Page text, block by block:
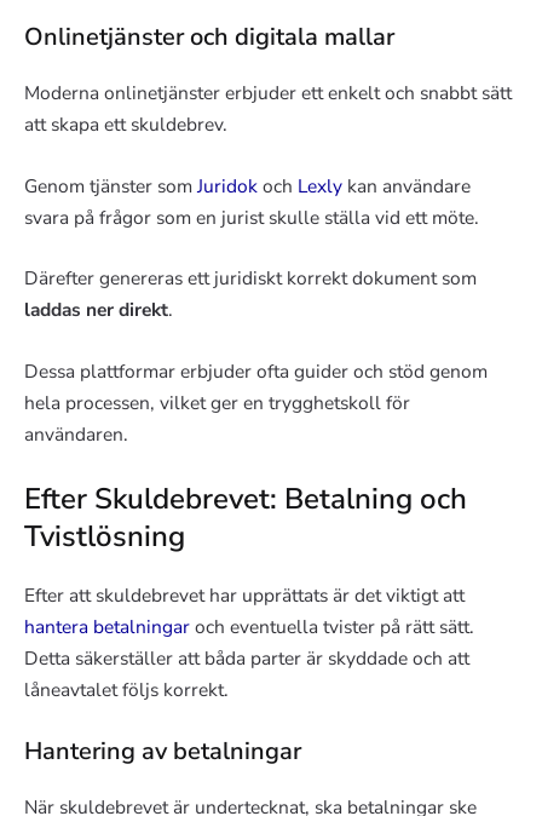
Onlinetjänster och digitala mallar
Moderna onlinetjänster erbjuder ett enkelt och snabbt sätt
att skapa ett skuldebrev.
Genom tjänster somJuridokoch Lexly kan användare
svara på frågor som en jurist skulle ställa vid ett möte.
Därefter genereras ett juridiskt korrekt dokument som
laddas ner direkt.
Dessa plattformar erbjuder ofta guider och stöd genom
hela processen, vilket ger en trygghetskoll för
användaren.
Efter Skuldebrevet: Betalning och
Tvistlösning
Efter att skuldebrevet har upprättats är det viktigt att
hantera betalningaroch eventuella tvister på rätt sätt.
Detta säkerställer att båda parter är skyddade och att
låneavtalet följs korrekt.
Hantering av betalningar
När skuldebrevet är undertecknat, ska betalningar ske